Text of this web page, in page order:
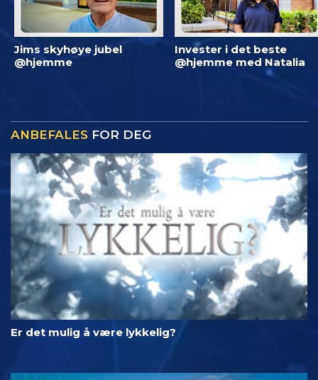
Jims skyhøye jubel
@hjemme
Invester i det beste
@hjemme med Natalia
ANBEFALES FOR DEG
Er det mulig å være lykkelig?